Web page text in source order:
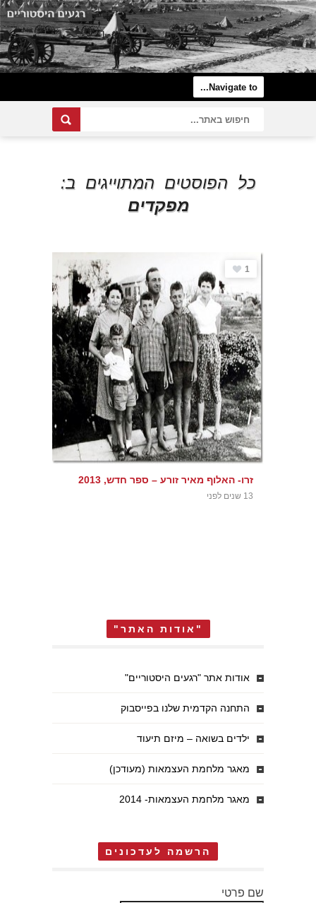
כל הפוסטים המתוייגים ב:
מפקדים
1
זרו- האלוף מאיר זורע – ספר חדש, 2013
13 שנים לפני
"אודות האתר"
אודות אתר "רגעים היסטוריים"
התחנה הקדמית שלנו בפייסבוק
ילדים בשואה – מיזם תיעוד
מאגר מלחמת העצמאות (מעודכן)
מאגר מלחמת העצמאות- 2014
הרשמה לעדכונים
שם פרטי